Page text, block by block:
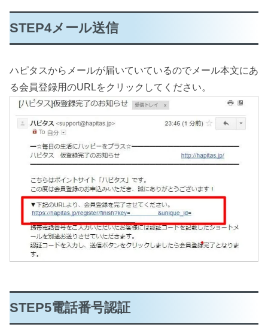
STEP4メール送信
ハピタスからメールが届いていているのでメール本文にあ
る会員登録用のURLをクリックしてください。
STEP5電話番号認証